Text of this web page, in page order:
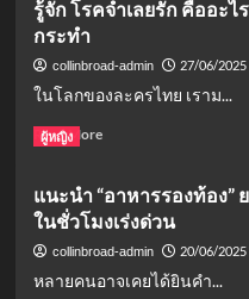
รู้จัก โรคจำเลยรัก คืออะ
กระทำ
collinbroad-admin 27/06/2025
ในโลกของละครไทย เราม...
Read MoreRead
รู้จัก
โรค
จำเลย
คือ
ผู้หญิง
แนะนำ “อาหารรองท้อง”
ในชั่วโมงเร่งด่วน
collinbroad-admin 20/06/2025
หลายคนอาจเคยได้ยินคำ...